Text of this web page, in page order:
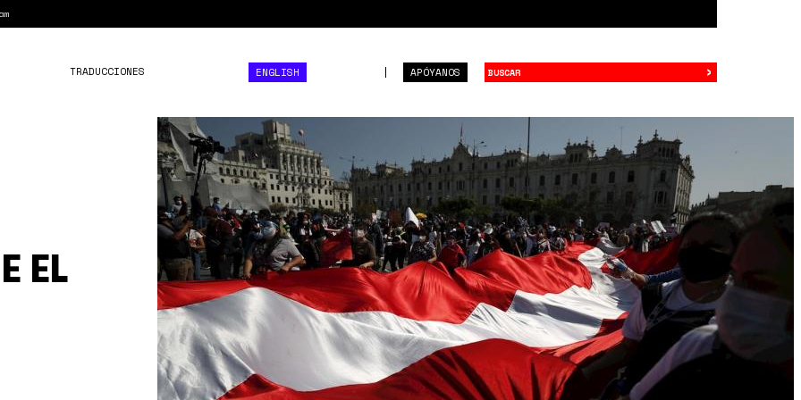
APÓYANOS
TRADUCCIONES ENGLISH ›
perú
bandera.jpeg
EL